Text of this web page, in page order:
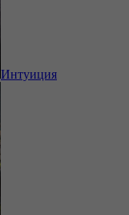
Интуиция